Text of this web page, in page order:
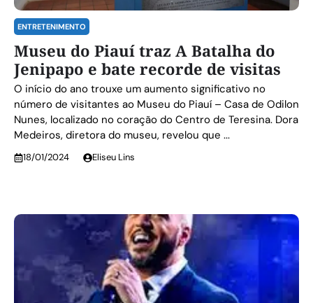
ENTRETENIMENTO
Museu do Piauí traz A Batalha do
Jenipapo e bate recorde de visitas
O início do ano trouxe um aumento significativo no
número de visitantes ao Museu do Piauí – Casa de Odilon
Nunes, localizado no coração do Centro de Teresina. Dora
Medeiros, diretora do museu, revelou que ...
18/01/2024 Eliseu Lins